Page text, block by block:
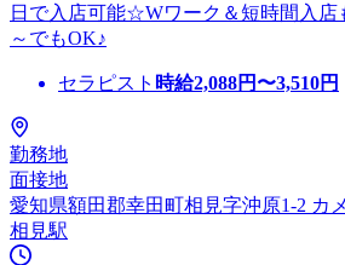
日で入店可能☆Wワーク＆短時間入
～でもOK♪
セラピスト 時給2,088円〜3,510円
勤務地
面接地
愛知県額田郡幸田町相見字沖原1-2 カ
相見駅